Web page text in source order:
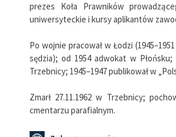
prezes Koła Prawników
uniwersyteckie i kursy aplikantów
Po wojnie pracował w Łodzi
sędzia); od 1954 adwokat w
Trzebnicy; 1945–1947 publikował w
Zmarł 27.11.1962 w Trzebnicy;
cmentarzu parafialnym.